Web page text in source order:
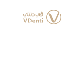
إلى
المحتوى